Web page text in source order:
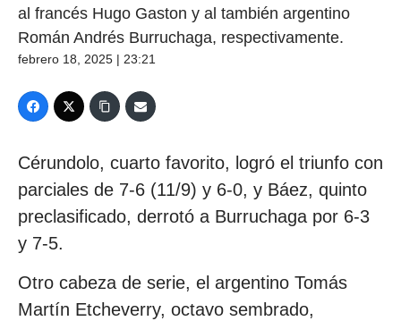
al francés Hugo Gaston y al también argentino
Román Andrés Burruchaga, respectivamente.
febrero 18, 2025 | 23:21
Cérundolo, cuarto favorito, logró el triunfo con
parciales de 7-6 (11/9) y 6-0, y Báez, quinto
preclasificado, derrotó a Burruchaga por 6-3
y 7-5.
Otro cabeza de serie, el argentino Tomás
Martín Etcheverry, octavo sembrado,